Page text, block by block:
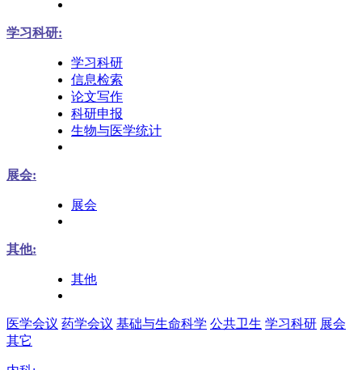
学习科研:
学习科研
信息检索
论文写作
科研申报
生物与医学统计
展会:
展会
其他:
其他
医学会议 药学会议 基础与生命科学 公共卫生 学习科研 展会
其它